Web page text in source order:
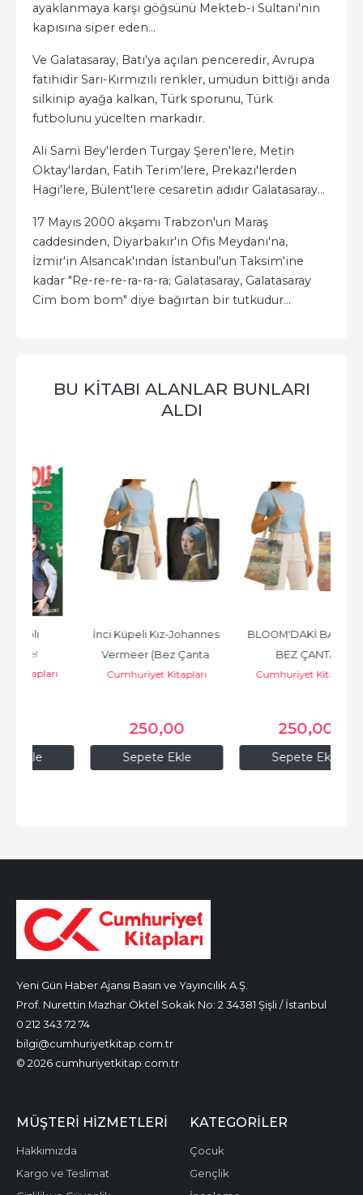
ayaklanmaya karşı göğsünü Mekteb-i Sultani'nin
kapısına siper eden...
Ve Galatasaray, Batı'ya açılan penceredir, Avrupa
fatihidir Sarı-Kırmızılı renkler, umudun bittiği anda
silkinip ayağa kalkan, Türk sporunu, Türk
futbolunu yücelten markadır.
Ali Sami Bey'lerden Turgay Şeren'lere, Metin
Oktay'lardan, Fatih Terim'lere, Prekazi'lerden
Hagi'lere, Bülent'lere cesaretin adıdır Galatasaray...
17 Mayıs 2000 akşamı Trabzon'un Maraş
caddesinden, Diyarbakır'ın Ofis Meydanı'na,
İzmir'in Alsancak'ından İstanbul'un Taksim'ine
kadar "Re-re-re-ra-ra-ra; Galatasaray, Galatasaray
Cim bom bom" diye bağırtan bir tutkudur...
BU KITABI ALANLAR BUNLARI
ALDI
Sepete Ekle
İnci Küpeli Kız-Johannes
Vermeer (Bez Çanta
35*40)
Cumhuriyet Kitapları
,00
Sepete Ekle
BLOOM'DAKİ BAHÇE -
BEZ ÇANTA
Cumhuriyet Kitapları
,00
Yeni Gün Haber Ajansı Basın ve Yayıncılık A.Ş.
Prof. Nurettin Mazhar Öktel Sokak No: 2 34381 Şişli / İstanbul
0 212 343 72 74
bilgi@cumhuriyetkitap.com.tr
© 2026 cumhuriyetkitap.com.tr
MÜŞTERI HIZMETLERI
Hakkımızda
Kargo ve Teslimat
KATEGORILER
Çocuk
Gençlik